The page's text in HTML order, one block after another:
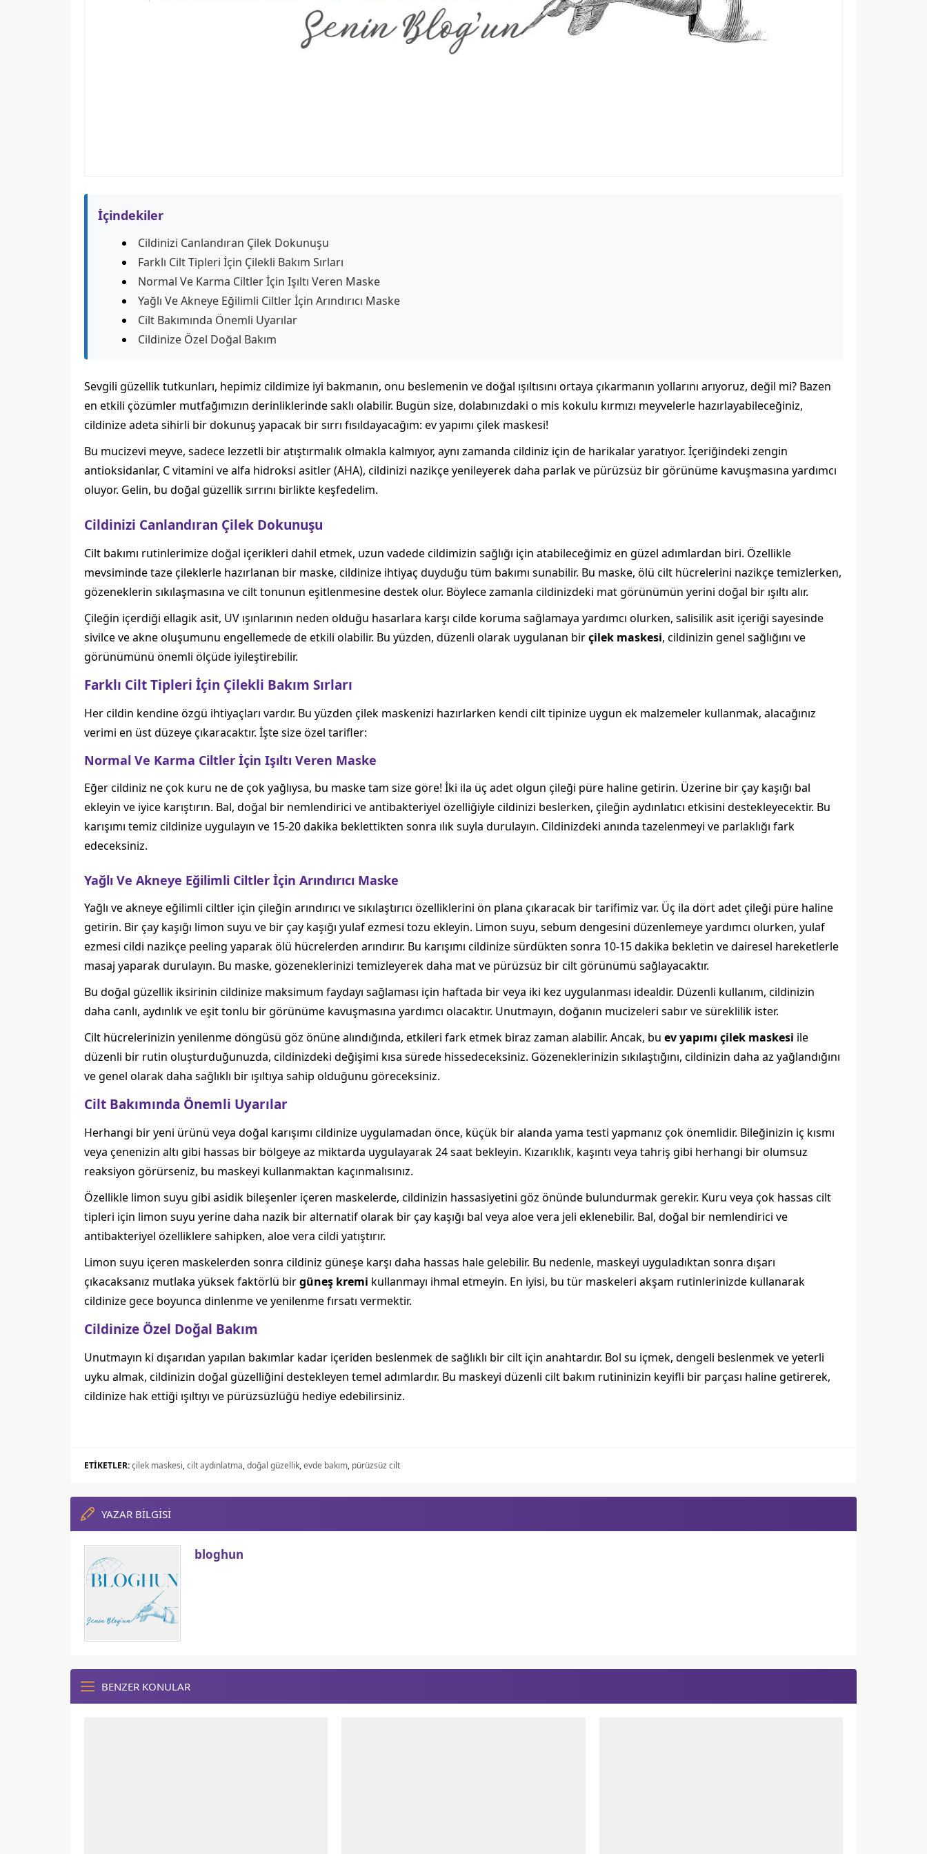
İçindekiler
Cildinizi Canlandıran Çilek Dokunuşu
Farklı Cilt Tipleri İçin Çilekli Bakım Sırları
Normal Ve Karma Ciltler İçin Işıltı Veren Maske
Yağlı Ve Akneye Eğilimli Ciltler İçin Arındırıcı Maske
Cilt Bakımında Önemli Uyarılar
Cildinize Özel Doğal Bakım
Sevgili güzellik tutkunları, hepimiz cildimize iyi bakmanın, onu beslemenin ve doğal ışıltısını ortaya çıkarmanın yollarını arıyoruz, değil mi? Bazen
en etkili çözümler mutfağımızın derinliklerinde saklı olabilir. Bugün size, dolabınızdaki o mis kokulu kırmızı meyvelerle hazırlayabileceğiniz,
cildinize adeta sihirli bir dokunuş yapacak bir sırrı fısıldayacağım: ev yapımı çilek maskesi!
Bu mucizevi meyve, sadece lezzetli bir atıştırmalık olmakla kalmıyor, aynı zamanda cildiniz için de harikalar yaratıyor. İçeriğindeki zengin
antioksidanlar, C vitamini ve alfa hidroksi asitler (AHA), cildinizi nazikçe yenileyerek daha parlak ve pürüzsüz bir görünüme kavuşmasına yardımcı
oluyor. Gelin, bu doğal güzellik sırrını birlikte keşfedelim.
Cildinizi Canlandıran Çilek Dokunuşu
Cilt bakımı rutinlerimize doğal içerikleri dahil etmek, uzun vadede cildimizin sağlığı için atabileceğimiz en güzel adımlardan biri. Özellikle
mevsiminde taze çileklerle hazırlanan bir maske, cildinize ihtiyaç duyduğu tüm bakımı sunabilir. Bu maske, ölü cilt hücrelerini nazikçe temizlerken,
gözeneklerin sıkılaşmasına ve cilt tonunun eşitlenmesine destek olur. Böylece zamanla cildinizdeki mat görünümün yerini doğal bir ışıltı alır.
Çileğin içerdiği ellagik asit, UV ışınlarının neden olduğu hasarlara karşı cilde koruma sağlamaya yardımcı olurken, salisilik asit içeriği sayesinde
sivilce ve akne oluşumunu engellemede de etkili olabilir. Bu yüzden, düzenli olarak uygulanan birçilek maskesi, cildinizin genel sağlığını ve
görünümünü önemli ölçüde iyileştirebilir.
Farklı Cilt Tipleri İçin Çilekli Bakım Sırları
Her cildin kendine özgü ihtiyaçları vardır. Bu yüzden çilek maskenizi hazırlarken kendi cilt tipinize uygun ek malzemeler kullanmak, alacağınız
verimi en üst düzeye çıkaracaktır. İşte size özel tarifler:
Normal Ve Karma Ciltler İçin Işıltı Veren Maske
Eğer cildiniz ne çok kuru ne de çok yağlıysa, bu maske tam size göre! İki ila üç adet olgun çileği püre haline getirin. Üzerine bir çay kaşığı bal
ekleyin ve iyice karıştırın. Bal, doğal bir nemlendirici ve antibakteriyel özelliğiyle cildinizi beslerken, çileğin aydınlatıcı etkisini destekleyecektir. Bu
karışımı temiz cildinize uygulayın ve 15-20 dakika beklettikten sonra ılık suyla durulayın. Cildinizdeki anında tazelenmeyi ve parlaklığı fark
edeceksiniz.
Yağlı Ve Akneye Eğilimli Ciltler İçin Arındırıcı Maske
Yağlı ve akneye eğilimli ciltler için çileğin arındırıcı ve sıkılaştırıcı özelliklerini ön plana çıkaracak bir tarifimiz var. Üç ila dört adet çileği püre haline
getirin. Bir çay kaşığı limon suyu ve bir çay kaşığı yulaf ezmesi tozu ekleyin. Limon suyu, sebum dengesini düzenlemeye yardımcı olurken, yulaf
ezmesi cildi nazikçe peeling yaparak ölü hücrelerden arındırır. Bu karışımı cildinize sürdükten sonra 10-15 dakika bekletin ve dairesel hareketlerle
masaj yaparak durulayın. Bu maske, gözeneklerinizi temizleyerek daha mat ve pürüzsüz bir cilt görünümü sağlayacaktır.
Bu doğal güzellik iksirinin cildinize maksimum faydayı sağlaması için haftada bir veya iki kez uygulanması idealdir. Düzenli kullanım, cildinizin
daha canlı, aydınlık ve eşit tonlu bir görünüme kavuşmasına yardımcı olacaktır. Unutmayın, doğanın mucizeleri sabır ve süreklilik ister.
Cilt hücrelerinizin yenilenme döngüsü göz önüne alındığında, etkileri fark etmek biraz zaman alabilir. Ancak, bu ev yapımı çilek maskesi ile
düzenli bir rutin oluşturduğunuzda, cildinizdeki değişimi kısa sürede hissedeceksiniz. Gözeneklerinizin sıkılaştığını, cildinizin daha az yağlandığını
ve genel olarak daha sağlıklı bir ışıltıya sahip olduğunu göreceksiniz.
Cilt Bakımında Önemli Uyarılar
Herhangi bir yeni ürünü veya doğal karışımı cildinize uygulamadan önce, küçük bir alanda yama testi yapmanız çok önemlidir. Bileğinizin iç kısmı
veya çenenizin altı gibi hassas bir bölgeye az miktarda uygulayarak 24 saat bekleyin. Kızarıklık, kaşıntı veya tahriş gibi herhangi bir olumsuz
reaksiyon görürseniz, bu maskeyi kullanmaktan kaçınmalısınız.
Özellikle limon suyu gibi asidik bileşenler içeren maskelerde, cildinizin hassasiyetini göz önünde bulundurmak gerekir. Kuru veya çok hassas cilt
tipleri için limon suyu yerine daha nazik bir alternatif olarak bir çay kaşığı bal veya aloe vera jeli eklenebilir. Bal, doğal bir nemlendirici ve
antibakteriyel özelliklere sahipken, aloe vera cildi yatıştırır.
Limon suyu içeren maskelerden sonra cildiniz güneşe karşı daha hassas hale gelebilir. Bu nedenle, maskeyi uyguladıktan sonra dışarı
çıkacaksanız mutlaka yüksek faktörlü birgüneş kremi kullanmayı ihmal etmeyin. En iyisi, bu tür maskeleri akşam rutinlerinizde kullanarak
cildinize gece boyunca dinlenme ve yenilenme fırsatı vermektir.
Cildinize Özel Doğal Bakım
Unutmayın ki dışarıdan yapılan bakımlar kadar içeriden beslenmek de sağlıklı bir cilt için anahtardır. Bol su içmek, dengeli beslenmek ve yeterli
uyku almak, cildinizin doğal güzelliğini destekleyen temel adımlardır. Bu maskeyi düzenli cilt bakım rutininizin keyifli bir parçası haline getirerek,
cildinize hak ettiği ışıltıyı ve pürüzsüzlüğü hediye edebilirsiniz.
ETİKETLER:çilek maskesi,cilt aydınlatma,doğal güzellik,evde bakım, pürüzsüz cilt
YAZAR BİLGİSİ
bloghun
BENZER KONULAR